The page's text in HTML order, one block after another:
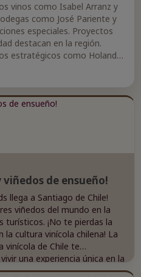
vinos como Isabel Arranz y
como José Pariente y
especiales. Proyectos
destacan en la región.
estratégicos como Holanda
viñedos de ensueño!
llega a Santiago de Chile!
viñedos del mundo en la
turísticos. ¡No te pierdas la
cultura vinícola chilena! La
vinícola de Chile te
una experiencia única en la